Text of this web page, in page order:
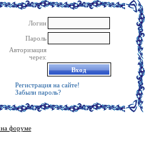
Логин
Пароль
Авторизация
через:
Регистрация на сайте!
Забыли пароль?
на форуме